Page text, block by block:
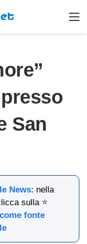
San
News: nella
sulla ⭐
fonte